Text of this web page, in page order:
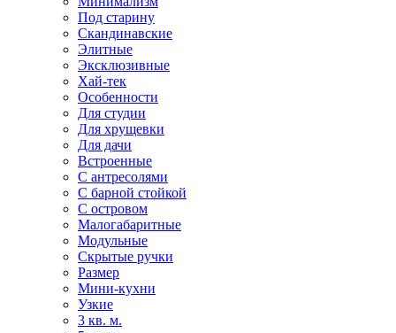
Под старину
Скандинавские
Элитные
Эксклюзивные
Хай-тек
Особенности
Для студии
Для хрущевки
Для дачи
Встроенные
С антресолями
С барной стойкой
С островом
Малогабаритные
Модульные
Скрытые ручки
Размер
Мини-кухни
Узкие
3 кв. м.